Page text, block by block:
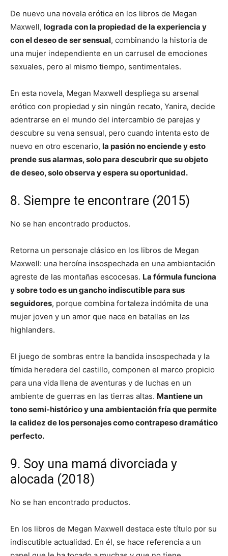
De nuevo una novela erótica en los libros de Megan
Maxwell, lograda con la propiedad de la experiencia y
con el deseo de ser sensual, combinando la historia de
una mujer independiente en un carrusel de emociones
sexuales, pero al mismo tiempo, sentimentales.
En esta novela, Megan Maxwell despliega su arsenal
erótico con propiedad y sin ningún recato, Yanira, decide
adentrarse en el mundo del intercambio de parejas y
descubre su vena sensual, pero cuando intenta esto de
nuevo en otro escenario, la pasión no enciende y esto
prende sus alarmas, solo para descubrir que su objeto
de deseo, solo observa y espera su oportunidad.
8. Siempre te encontrare (2015)
No se han encontrado productos.
Retorna un personaje clásico en los libros de Megan
Maxwell: una heroína insospechada en una ambientación
agreste de las montañas escocesas. La fórmula funciona
y sobre todo es un gancho indiscutible para sus
seguidores, porque combina fortaleza indómita de una
mujer joven y un amor que nace en batallas en las
highlanders.
El juego de sombras entre la bandida insospechada y la
tímida heredera del castillo, componen el marco propicio
para una vida llena de aventuras y de luchas en un
ambiente de guerras en las tierras altas. Mantiene un
tono semi-histórico y una ambientación fría que permite
la calidez de los personajes como contrapeso dramático
perfecto.
9. Soy una mamá divorciada y
alocada (2018)
No se han encontrado productos.
En los libros de Megan Maxwell destaca este título por su
indiscutible actualidad. En él, se hace referencia a un